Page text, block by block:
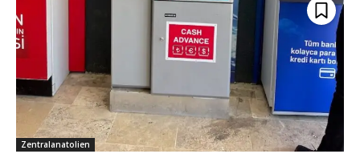
Zentralanatolien